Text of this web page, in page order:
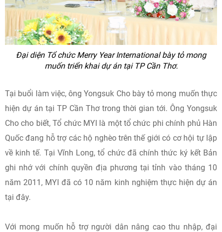
Đại diện Tổ chức Merry Year International bày tỏ mong
muốn triển khai dự án tại TP Cần Thơ.
Tại buổi làm việc, ông Yongsuk Cho bày tỏ mong muốn thực
hiện dự án tại TP Cần Thơ trong thời gian tới. Ông Yongsuk
Cho cho biết, Tổ chức MYI là một tổ chức phi chính phủ Hàn
Quốc đang hỗ trợ các hộ nghèo trên thế giới có cơ hội tự lập
về kinh tế. Tại Vĩnh Long, tổ chức đã chính thức ký kết Bản
ghi nhớ với chính quyền địa phương tại tỉnh vào tháng 10
năm 2011, MYI đã có 10 năm kinh nghiệm thực hiện dự án
tại đây.
Với mong muốn hỗ trợ người dân nâng cao thu nhập, đại